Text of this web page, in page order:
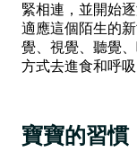
緊相連，並開始
適應這個陌生的
覺、視覺、聽覺
方式去進食和呼
寶寶的習慣